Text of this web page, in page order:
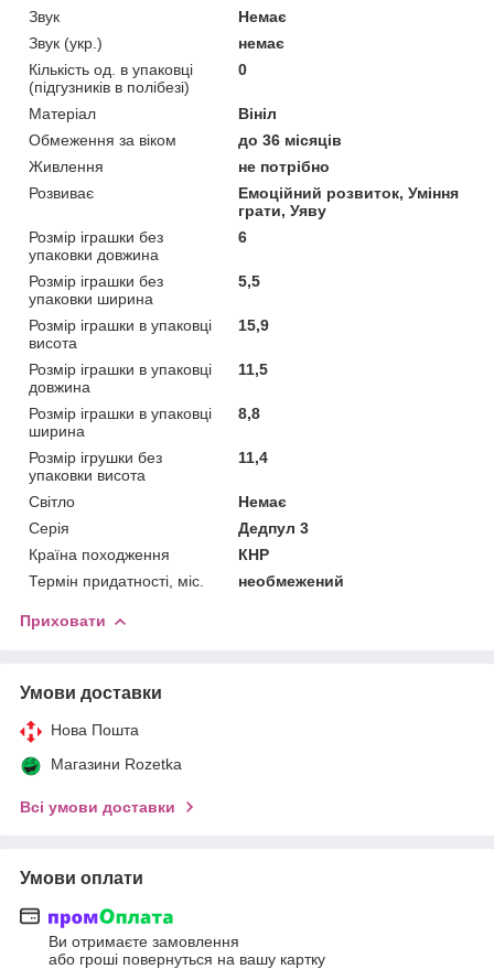
Звук
Немає
Звук (укр.)
немає
Кількість од. в упаковці
(підгузників в полібезі)
0
Матеріал
Вініл
Обмеження за віком
до 36 місяців
Живлення
не потрібно
Розвиває
Емоційний розвиток, Уміння
грати, Уяву
Розмір іграшки без
упаковки довжина
6
Розмір іграшки без
упаковки ширина
5,5
Розмір іграшки в упаковці
висота
15,9
Розмір іграшки в упаковці
довжина
11,5
Розмір іграшки в упаковці
ширина
8,8
Розмір ігрушки без
упаковки висота
11,4
Світло
Немає
Серія
Дедпул 3
Країна походження
КНР
Термін придатності, міс.
необмежений
Приховати
Умови доставки
Нова Пошта
Магазини Rozetka
Всі умови доставки
Умови оплати
Ви отримаєте замовлення
або гроші повернуться на вашу картку